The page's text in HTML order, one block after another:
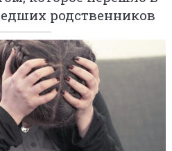
родственников